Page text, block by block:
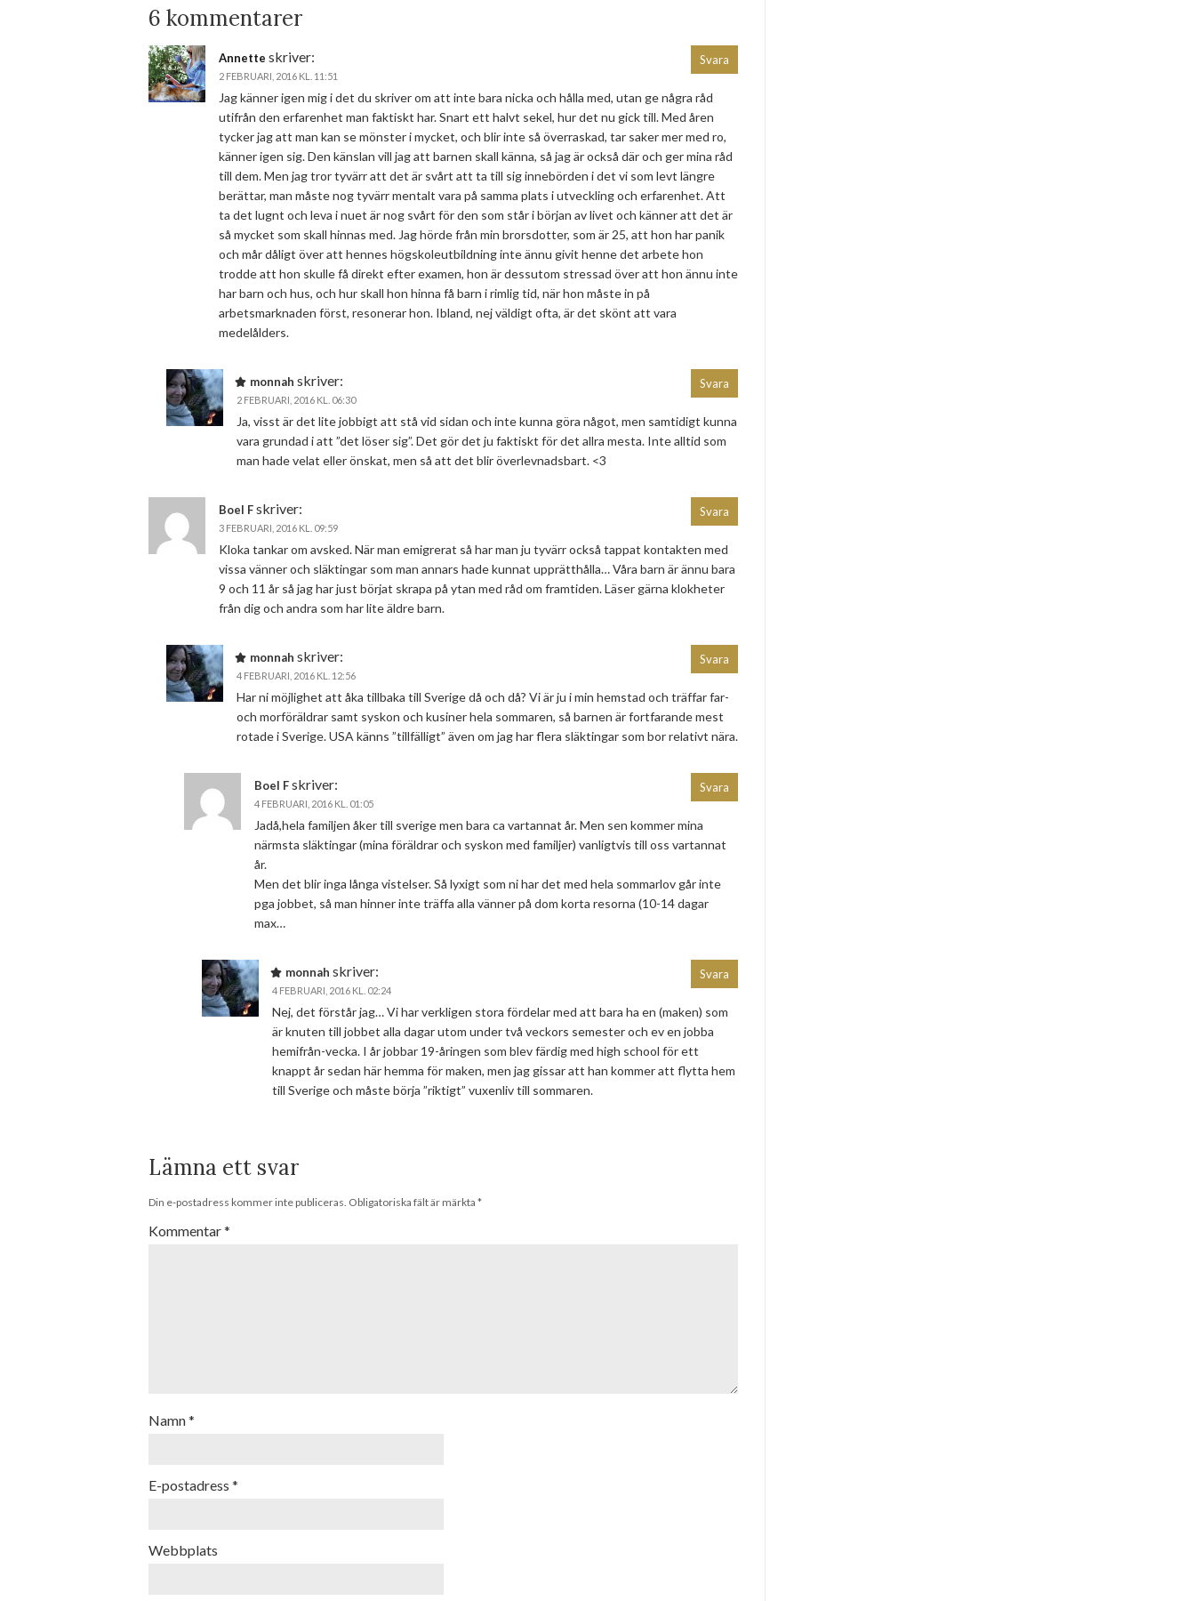
6 kommentarer
Annette skriver:
2 FEBRUARI, 2016 KL. 11:51
Jag känner igen mig i det du skriver om att inte bara nicka och hålla med, utan ge några råd
utifrån den erfarenhet man faktiskt har. Snart ett halvt sekel, hur det nu gick till. Med åren
tycker jag att man kan se mönster i mycket, och blir inte så överraskad, tar saker mer med ro,
känner igen sig. Den känslan vill jag att barnen skall känna, så jag är också där och ger mina råd
till dem. Men jag tror tyvärr att det är svårt att ta till sig innebörden i det vi som levt längre
berättar, man måste nog tyvärr mentalt vara på samma plats i utveckling och erfarenhet. Att
ta det lugnt och leva i nuet är nog svårt för den som står i början av livet och känner att det är
så mycket som skall hinnas med. Jag hörde från min brorsdotter, som är 25, att hon har panik
och mår dåligt över att hennes högskoleutbildning inte ännu givit henne det arbete hon
trodde att hon skulle få direkt efter examen, hon är dessutom stressad över att hon ännu inte
har barn och hus, och hur skall hon hinna få barn i rimlig tid, när hon måste in på
arbetsmarknaden först, resonerar hon. Ibland, nej väldigt ofta, är det skönt att vara
medelålders.
Svara
monnah skriver:
2 FEBRUARI, 2016 KL. 06:30
Ja, visst är det lite jobbigt att stå vid sidan och inte kunna göra något, men samtidigt kunna
vara grundad i att ”det löser sig”. Det gör det ju faktiskt för det allra mesta. Inte alltid som
man hade velat eller önskat, men så att det blir överlevnadsbart. <3
Svara
Boel Fskriver:
3 FEBRUARI, 2016 KL. 09:59
Kloka tankar om avsked. När man emigrerat så har man ju tyvärr också tappat kontakten med
vissa vänner och släktingar som man annars hade kunnat upprätthålla… Våra barn är ännu bara
9 och 11 år så jag har just börjat skrapa på ytan med råd om framtiden. Läser gärna klokheter
från dig och andra som har lite äldre barn.
Svara
monnah skriver:
4 FEBRUARI, 2016 KL. 12:56
Har ni möjlighet att åka tillbaka till Sverige då och då? Vi är ju i min hemstad och träffar far-
och morföräldrar samt syskon och kusiner hela sommaren, så barnen är fortfarande mest
rotade i Sverige. USA känns ”tillfälligt” även om jag har flera släktingar som bor relativt nära.
Svara
Boel Fskriver:
4 FEBRUARI, 2016 KL. 01:05
Jadå,hela familjen åker till sverige men bara ca vartannat år. Men sen kommer mina
närmsta släktingar (mina föräldrar och syskon med familjer) vanligtvis till oss vartannat
år.
Men det blir inga långa vistelser. Så lyxigt som ni har det med hela sommarlov går inte
pga jobbet, så man hinner inte träffa alla vänner på dom korta resorna (10-14 dagar
max…
Svara
monnah skriver:
4 FEBRUARI, 2016 KL. 02:24
Nej, det förstår jag… Vi har verkligen stora fördelar med att bara ha en (maken) som
är knuten till jobbet alla dagar utom under två veckors semester och ev en jobba
hemifrån-vecka. I år jobbar 19-åringen som blev färdig med high school för ett
knappt år sedan här hemma för maken, men jag gissar att han kommer att flytta hem
till Sverige och måste börja ”riktigt” vuxenliv till sommaren.
Svara
Lämna ett svar
Din e-postadress kommer inte publiceras. Obligatoriska fält är märkta *
Kommentar*
Namn*
E-postadress *
Webbplats